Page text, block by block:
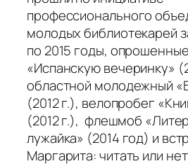
профессионального
молодых библиотекарей
по 2015 годы,
«Испанскую вечеринку»
областной молодежный
(2012 г.), велопробег
(2012 г.), флешмоб
лужайка» (2014 год) и
Маргарита: читать или